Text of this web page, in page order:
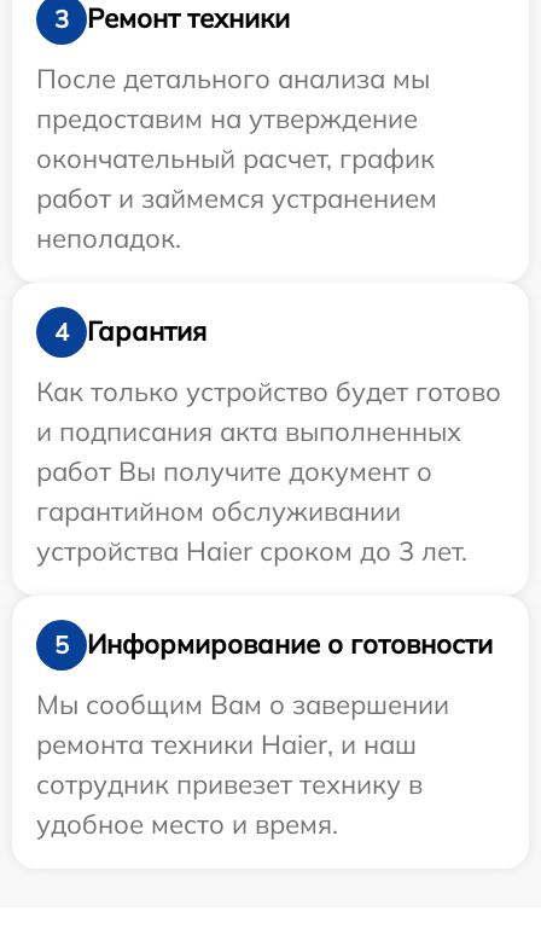
3
Ремонт техники
После детального анализа мы
предоставим на утверждение
окончательный расчет, график
работ и займемся устранением
неполадок.
4
Гарантия
Как только устройство будет готово
и подписания акта выполненных
работ Вы получите документ о
гарантийном обслуживании
устройства Haier сроком до 3 лет.
5
Информирование о готовности
Мы сообщим Вам о завершении
ремонта техники Haier, и наш
сотрудник привезет технику в
удобное место и время.